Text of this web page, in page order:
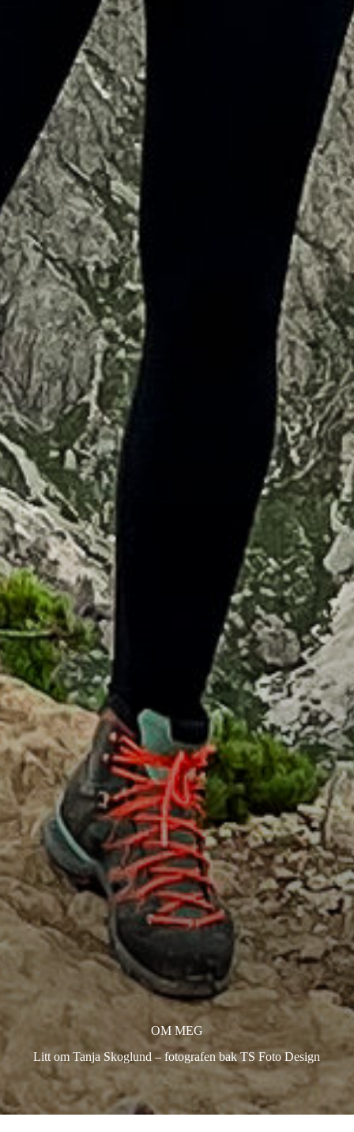
OM MEG
Litt om Tanja Skoglund – fotografen bak TS Foto Design